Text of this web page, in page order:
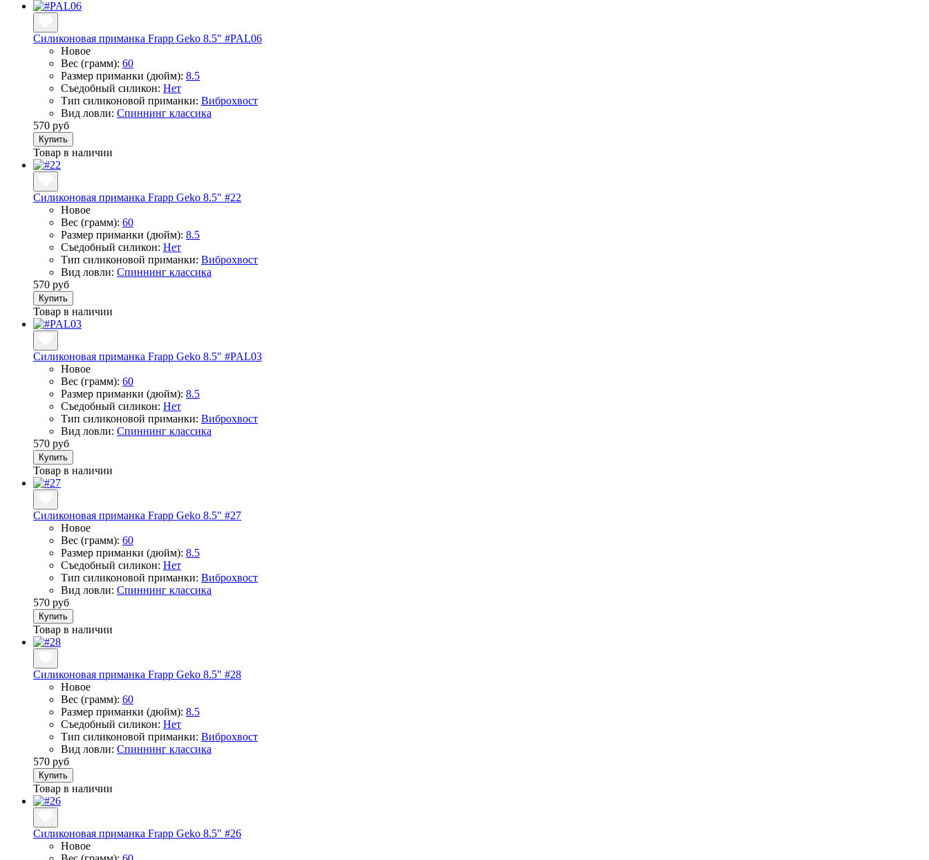
Силиконовая приманка Frapp Geko 8.5" #PAL06
Новое
Вес (грамм): 60
Размер приманки (дюйм): 8.5
Съедобный силикон: Нет
Тип силиконовой приманки: Виброхвост
Вид ловли: Спиннинг классика
570 руб
Купить
Товар в наличии
Силиконовая приманка Frapp Geko 8.5" #22
Новое
Вес (грамм): 60
Размер приманки (дюйм): 8.5
Съедобный силикон: Нет
Тип силиконовой приманки: Виброхвост
Вид ловли: Спиннинг классика
570 руб
Купить
Товар в наличии
Силиконовая приманка Frapp Geko 8.5" #PAL03
Новое
Вес (грамм): 60
Размер приманки (дюйм): 8.5
Съедобный силикон: Нет
Тип силиконовой приманки: Виброхвост
Вид ловли: Спиннинг классика
570 руб
Купить
Товар в наличии
Силиконовая приманка Frapp Geko 8.5" #27
Новое
Вес (грамм): 60
Размер приманки (дюйм): 8.5
Съедобный силикон: Нет
Тип силиконовой приманки: Виброхвост
Вид ловли: Спиннинг классика
570 руб
Купить
Товар в наличии
Силиконовая приманка Frapp Geko 8.5" #28
Новое
Вес (грамм): 60
Размер приманки (дюйм): 8.5
Съедобный силикон: Нет
Тип силиконовой приманки: Виброхвост
Вид ловли: Спиннинг классика
570 руб
Купить
Товар в наличии
Силиконовая приманка Frapp Geko 8.5" #26
Новое